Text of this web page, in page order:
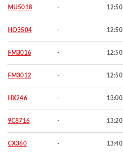
MU5018 - 12:50
HO3504 - 12:50
FM3016 - 12:50
FM3012 - 12:50
HX246 - 13:00
9C8716 - 13:20
CX360 - 13:40